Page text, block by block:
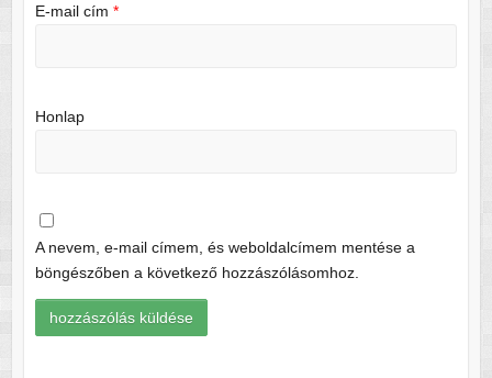
E-mail cím *
Honlap
A nevem, e-mail címem, és weboldalcímem mentése a
böngészőben a következő hozzászólásomhoz.